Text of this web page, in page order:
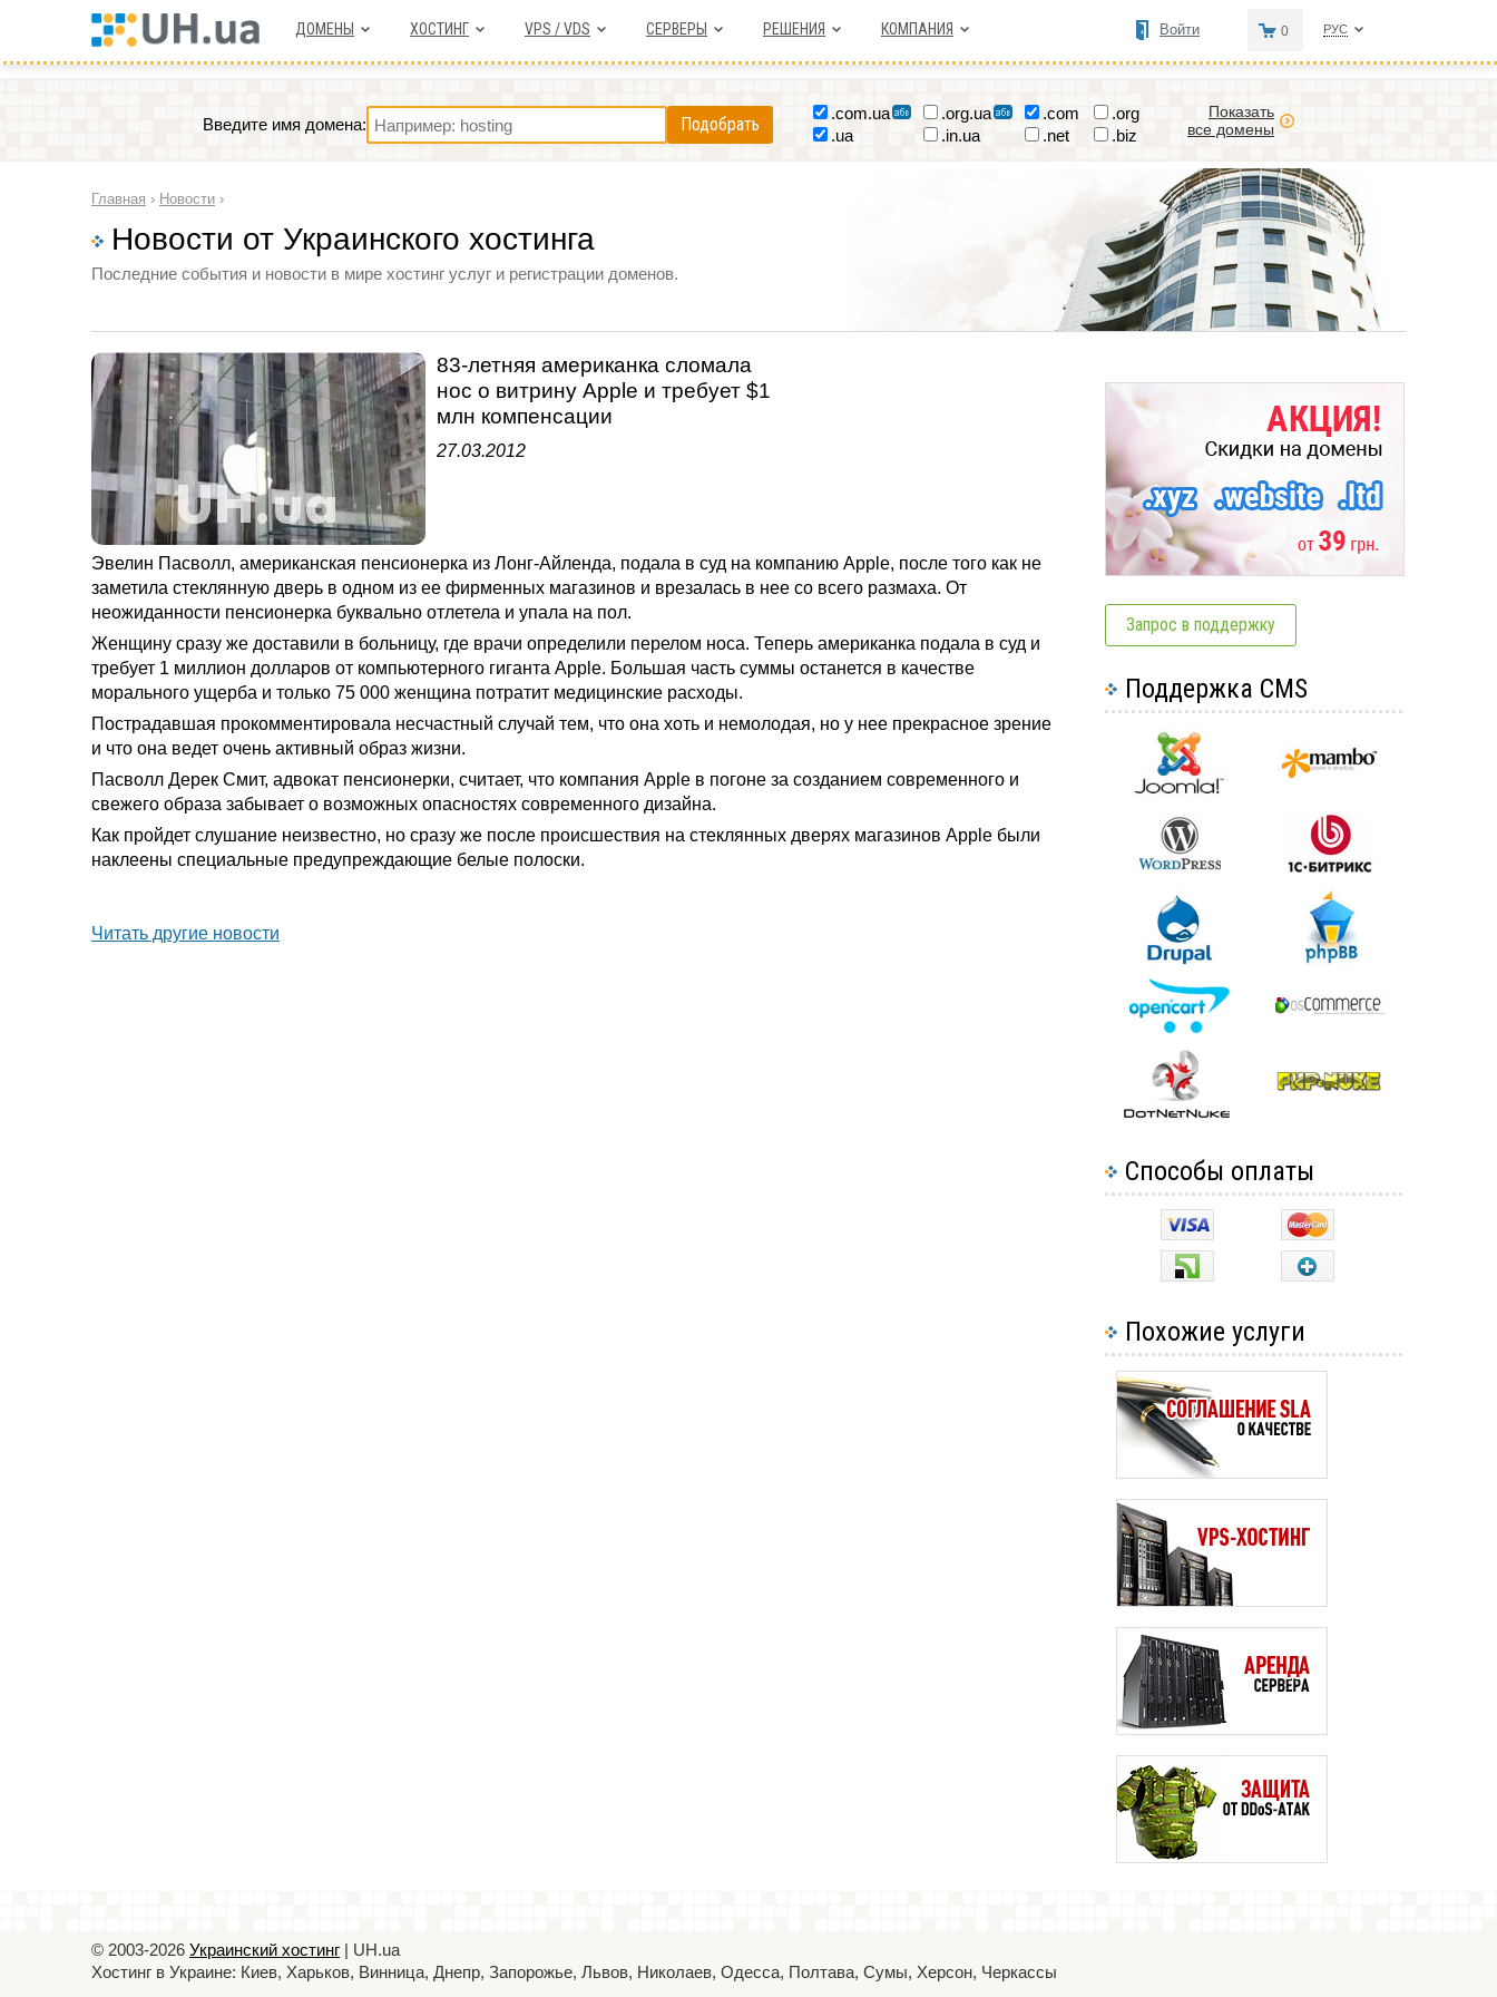
ДОМЕНЫ ХОСТИНГ VPS / VDS СЕРВЕРЫ РЕШЕНИЯ КОМПАНИЯ РУС
0
Войти
Введите имя домена: Подобрать
.com.ua .org.ua .com
.org
.ua
.in.ua .net .biz
Показать
все домены
Главная › Новости ›
Новости от Украинского хостинга
Последние события и новости в мире хостинг услуг и регистрации доменов.
83-летняя американка сломала
нос о витрину Apple и требует $1
млн компенсации
27.03.2012
Эвелин Пасволл, американская пенсионерка из Лонг-Айленда, подала в суд на компанию Apple, после того как не
заметила стеклянную дверь в одном из ее фирменных магазинов и врезалась в нее со всего размаха. От
неожиданности пенсионерка буквально отлетела и упала на пол.
Женщину сразу же доставили в больницу, где врачи определили перелом носа. Теперь американка подала в суд и
требует 1 миллион долларов от компьютерного гиганта Apple. Большая часть суммы останется в качестве
морального ущерба и только 75 000 женщина потратит медицинские расходы.
Пострадавшая прокомментировала несчастный случай тем, что она хоть и немолодая, но у нее прекрасное зрение
и что она ведет очень активный образ жизни.
Пасволл Дерек Смит, адвокат пенсионерки, считает, что компания Apple в погоне за созданием современного и
свежего образа забывает о возможных опасностях современного дизайна.
Как пройдет слушание неизвестно, но сразу же после происшествия на стеклянных дверях магазинов Apple были
наклеены специальные предупреждающие белые полоски.
Читать другие новости
Запрос в поддержку
Поддержка CMS
Способы оплаты
Похожие услуги
© 2003-2026 Украинский хостинг | UH.ua
Хостинг в Украине: Киев, Харьков, Винница, Днепр, Запорожье, Львов, Николаев, Одесса, Полтава, Сумы, Херсон, Черкассы